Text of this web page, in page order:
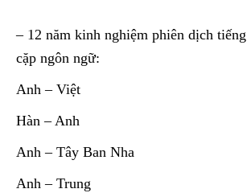
– 12 năm kinh nghiệm phiên dịch
cặp ngôn ngữ:
Anh – Việt
Hàn – Anh
Anh – Tây Ban Nha
Anh – Trung